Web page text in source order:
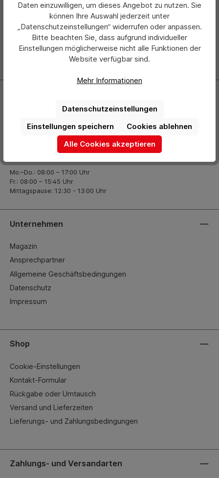
Abonnieren Sie jetzt einfach unseren regelmäßig
erscheinenden Newsletter und Sie werden stets als Erster
über neue Produkte und Angebote informiert.
Zur Newsletter Anmeldung
info@hermann-direkt.de
Öffnungszeiten
Mo.–Do.: 08:00 – 17:00 Uhr
Fr.: 08:00 – 15:45 Uhr
Mittagspause: 12:30 - 13:00 Uhr
Unternehmen
Magazin
Ansprechpartner
Allgemeine Geschäftsbedingungen
Datenschutz
Impressum
Shop
Cookie-Einstellungen
Kontakt-Formular
Rückgabe oder Umtausch
Versand und Lieferzeiten
Lieferungs- und Zahlungsbedingungen
Zahlungs- und Versandarten
Daten einzuwilligen, um dieses Angebot zu nutzen. Sie
können Ihre Auswahl jederzeit unter
„Datenschutzeinstellungen“ widerrufen oder anpassen.
Bitte beachten Sie, dass aufgrund individueller
Einstellungen möglicherweise nicht alle Funktionen der
Website verfügbar sind.
Mehr Informationen
Datenschutzeinstellungen
Cookies ablehnen
Einstellungen speichern
Alle Cookies akzeptieren